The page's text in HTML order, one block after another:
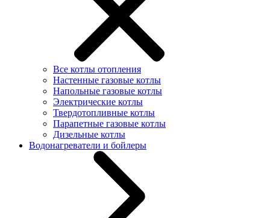
Все котлы отопления
Настенные газовые котлы
Напольные газовые котлы
Электрические котлы
Твердотопливные котлы
Парапетные газовые котлы
Дизельные котлы
Водонагреватели и бойлеры